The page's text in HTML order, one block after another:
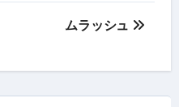
ムラッシュ